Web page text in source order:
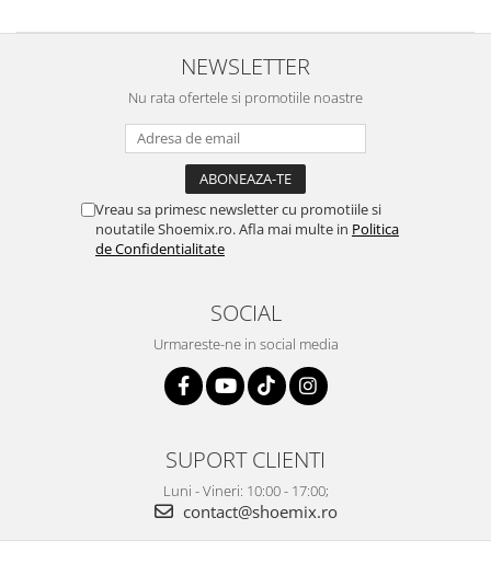
NEWSLETTER
Nu rata ofertele si promotiile noastre
Vreau sa primesc newsletter cu promotiile si
noutatile Shoemix.ro. Afla mai multe in Politica
de Confidentialitate
SOCIAL
Urmareste-ne in social media
SUPORT CLIENTI
Luni - Vineri: 10:00 - 17:00;
contact@shoemix.ro